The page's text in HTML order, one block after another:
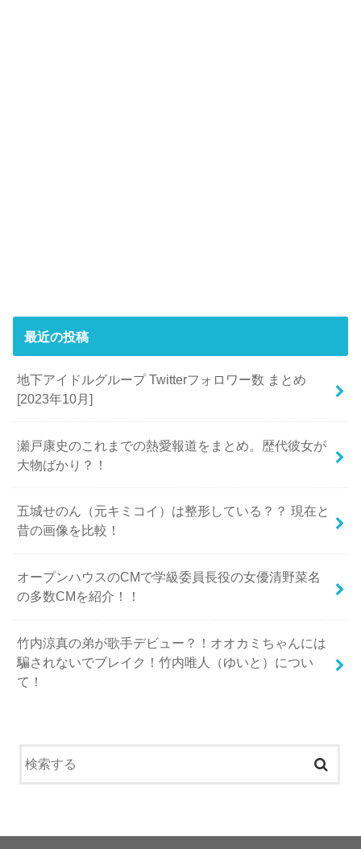
最近の投稿
地下アイドルグループ Twitterフォロワー数 まとめ
[2023年10月]
瀬戸康史のこれまでの熱愛報道をまとめ。歴代彼女が
大物ばかり？！
五城せのん（元キミコイ）は整形している？？ 現在と
昔の画像を比較！
オープンハウスのCMで学級委員長役の女優清野菜名
の多数CMを紹介！！
竹内涼真の弟が歌手デビュー？！オオカミちゃんには
騙されないでブレイク！竹内唯人（ゆいと）につい
て！